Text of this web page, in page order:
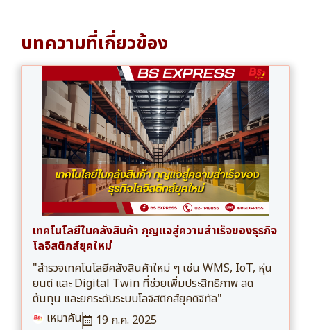
บทความที่เกี่ยวข้อง
เทคโนโลยีในคลังสินค้า กุญแจสู่ความสำเร็จของธุรกิจ
โลจิสติกส์ยุคใหม่
"สำรวจเทคโนโลยีคลังสินค้าใหม่ ๆ เช่น WMS, IoT, หุ่น
ยนต์ และ Digital Twin ที่ช่วยเพิ่มประสิทธิภาพ ลด
ต้นทุน และยกระดับระบบโลจิสติกส์ยุคดิจิทัล"
เหมาคัน
19 ก.ค. 2025